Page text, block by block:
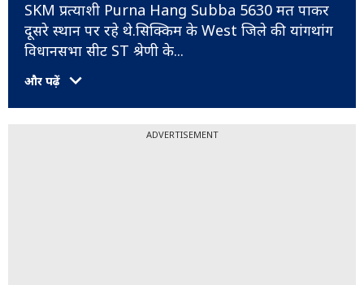
SKM प्रत्याशी Purna Hang Subba 5630 मत पाकर
दूसरे स्थान पर रहे थे.सिक्किम के West जिले की यांगथांग
विधानसभा सीट ST श्रेणी के...
और पढ़ें
ADVERTISEMENT